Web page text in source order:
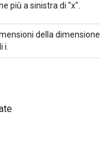
più a sinistra di "x".
della
i.